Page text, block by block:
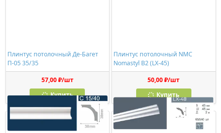
Плинтус потолочный Де-Багет
П-05 35/35
57,00 ₽/шт
Купить
Плинтус потолочный NMC
Nomastyl B2 (LX-45)
50,00 ₽/шт
Купить